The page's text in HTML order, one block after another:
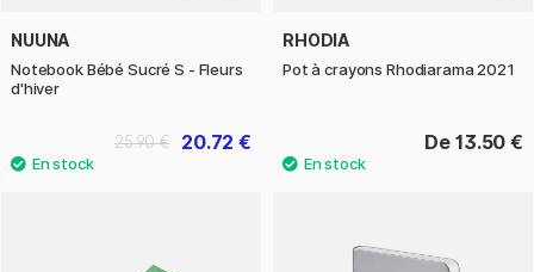
NUUNA
Notebook Bébé Sucré S - Fleurs
d'hiver
20.72 €
25.90 €
RHODIA
Pot à crayons Rhodiarama 2021
De 13.50 €